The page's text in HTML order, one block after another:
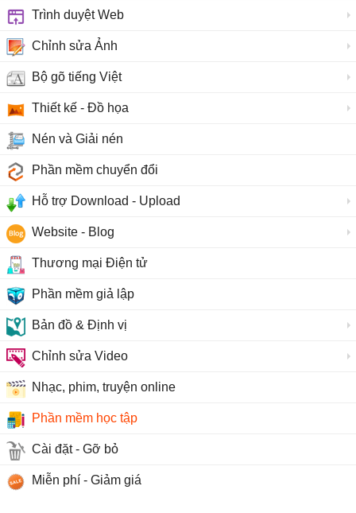
Trình duyệt Web
Chỉnh sửa Ảnh
Bộ gõ tiếng Việt
Thiết kế - Đồ họa
Nén và Giải nén
Phần mềm chuyển đổi
Hỗ trợ Download - Upload
Website - Blog
Thương mại Điện tử
Phần mềm giả lập
Bản đồ & Định vị
Chỉnh sửa Video
Nhạc, phim, truyện online
Phần mềm học tập
Cài đặt - Gỡ bỏ
Miễn phí - Giảm giá